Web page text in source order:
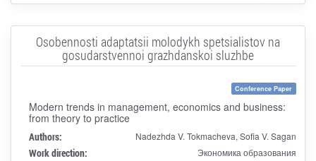
Osobennosti adaptatsii molodykh spetsialistov na
gosudarstvennoi grazhdanskoi sluzhbe
Conference Paper
Modern trends in management, economics and business:
from theory to practice
Authors: Nadezhda V. Tokmacheva, Sofia V. Sagan
Work direction: Экономика образования